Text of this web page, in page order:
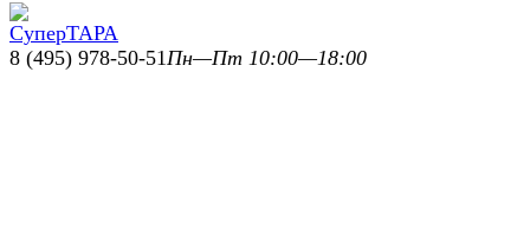
8 (495) 978-50-51Пн—Пт 10:00—18:00